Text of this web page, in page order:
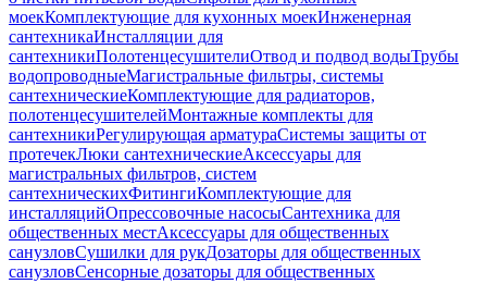
моекКомплектующие для кухонных моекИнженерная
сантехникаИнсталляции для
сантехникиПолотенцесушителиОтвод и подвод водыТрубы
водопроводныеМагистральные фильтры, системы
сантехническиеКомплектующие для радиаторов,
полотенцесушителейМонтажные комплекты для
сантехникиРегулирующая арматураСистемы защиты от
протечекЛюки сантехническиеАксессуары для
магистральных фильтров, систем
сантехническихФитингиКомплектующие для
инсталляцийОпрессовочные насосыСантехника для
общественных местАксессуары для общественных
санузловСушилки для рукДозаторы для общественных
санузловСенсорные дозаторы для общественных